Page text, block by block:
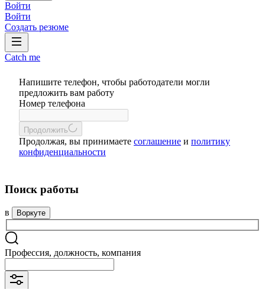
Войти
Войти
Создать резюме
Catch me
Напишите телефон, чтобы работодатели могли
предложить вам работу
Номер телефона
Продолжить
Продолжая, вы принимаете соглашение и политику
конфиденциальности
Поиск работы
в Воркуте
Профессия, должность, компания